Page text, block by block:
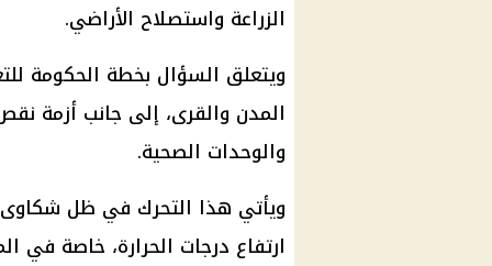
الزراعة واستصلاح الأراضي.
ويتعلق السؤال بخطة الحكومة
المدن والقرى، إلى جانب
والوحدات الصحية.
ويأتي هذا التحرك في ظل شكاوى
ارتفاع درجات الحرارة، خاصة في